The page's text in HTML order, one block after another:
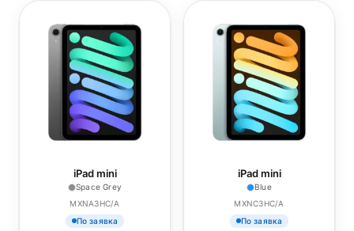
iPad mini
Space Grey
MXNA3HC/A
По заявка
iPad mini
Blue
MXNC3HC/A
По заявка